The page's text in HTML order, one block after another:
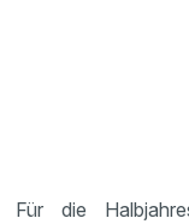
Für die